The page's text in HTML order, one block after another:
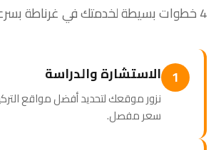
4 خطوات بسيطة لخدمتك في غرناطة بسرعة واحترافية
1 الاستشارة والدراسة
نزور موقعك لتحديد أفضل مواقع
سعر مفصل.